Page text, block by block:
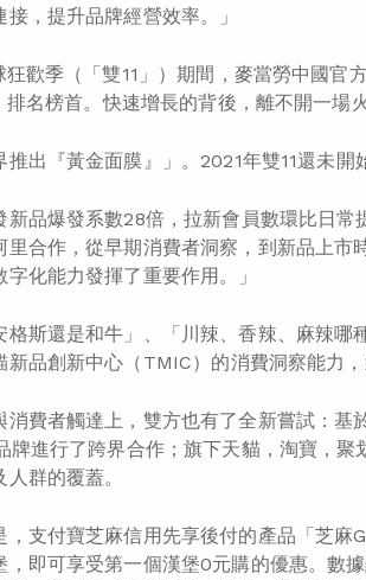
，提升品牌經營效率。」
狂歡季（「雙11」）期間，麥當勞中國
名榜首。快速增長的背後，離不開一場
推出『黃金面膜』」。2021年雙11還未
新品爆發系數28倍，拉新會員數環比日常
里合作，從早期消費者洞察，到新品上
化能力發揮了重要作用。」
格斯還是和牛」、「川辣、香辣、麻辣
新品創新中心（TMIC）的消費洞察能力
消費者觸達上，雙方也有了全新嘗試：
牌進行了跨界合作；旗下天貓，淘寶，
群的覆蓋。
，支付寶芝麻信用先享後付的產品「芝
，即可享受第一個漢堡0元購的優惠。數